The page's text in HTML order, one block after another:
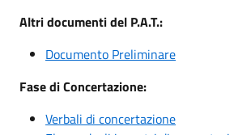
Altri documenti del P.A.T.:
Documento Preliminare
Fase di Concertazione:
Verbali di concertazione